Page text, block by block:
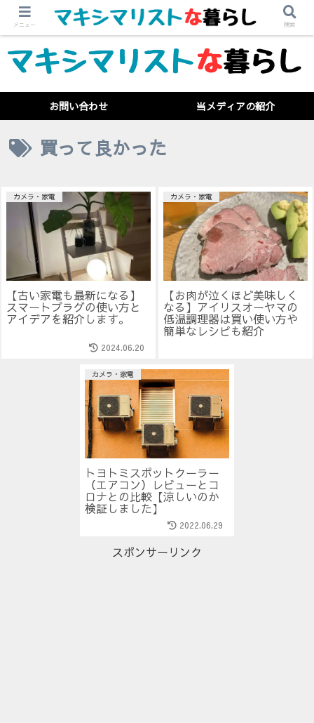
お問い合わせ 当メディアの紹介
買って良かった
カメラ・家電
【古い家電も最新になる】
スマートプラグの使い方と
アイデアを紹介します。
2024.06.20
カメラ・家電
【お肉が泣くほど美味しく
なる】アイリスオーヤマの
低温調理器は買い使い方や
簡単なレシピも紹介
カメラ・家電
トヨトミスポットクーラー
（エアコン）レビューとコ
ロナとの比較【涼しいのか
検証しました】
2022.06.29
スポンサーリンク
メニュー 検索